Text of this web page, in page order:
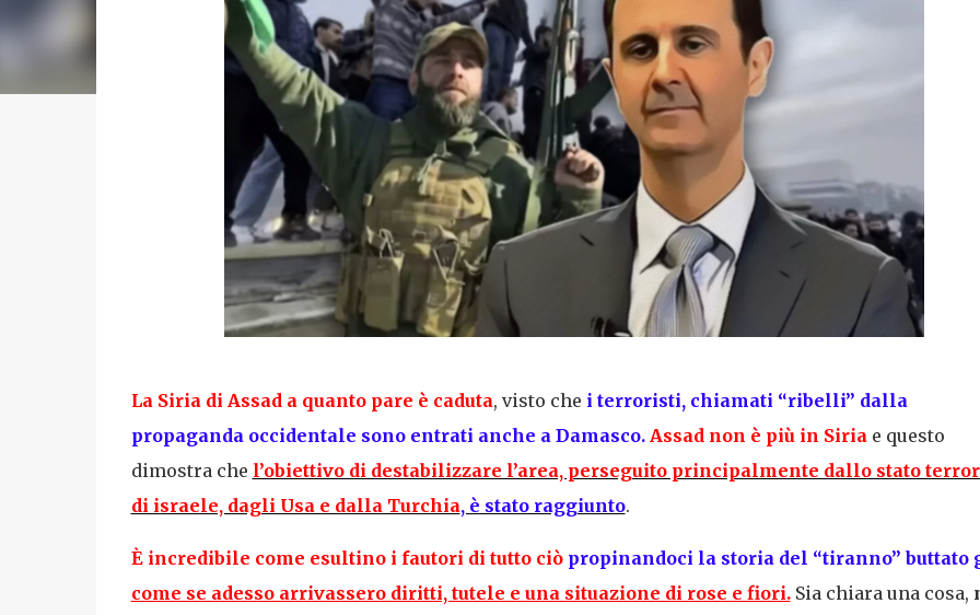
La Siria di Assad a quanto pare è caduta, visto che i terroristi, chiamati “ribelli” dalla
propaganda occidentale sono entrati anche a Damasco. Assad non è più in Siria e questo
dimostra che l’obiettivo di destabilizzare l’area, perseguito principalmente dallo stato
di israele, dagli Usa e dalla Turchia, è stato raggiunto.
È incredibile come esultino i fautori di tutto ciò propinandoci la storia del “tiranno” buttato
come se adesso arrivassero diritti, tutele e una situazione di rose e fiori.Sia chiara una cosa,